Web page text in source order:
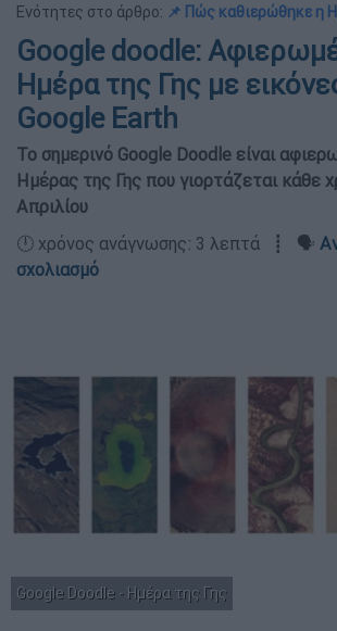
Ενότητες στο άρθρο: 📌 Πώς καθιερώθηκε η
Google doodle:
Ημέρα της Γης με
Google Earth
Το σημερινό Google Doodle είναι
Ημέρας της Γης που γιορτάζεται κάθε
Απριλίου
🕛 χρόνος ανάγνωσης: 3 λεπτά ┋ 🗣️
σχολιασμό
Google Doodle - Ημέρα της Γης